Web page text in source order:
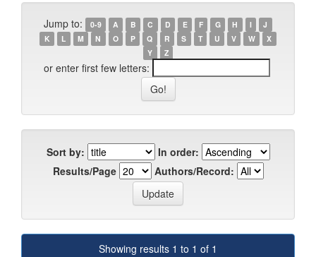
Jump to: 0-9 A B C D E F G H I
J
K
L M N O P Q R S T U V W
X
Y
Z
or enter first few letters:
Sort by:
In order:
Results/Page
Authors/Record:
Showing results 1 to 1 of 1